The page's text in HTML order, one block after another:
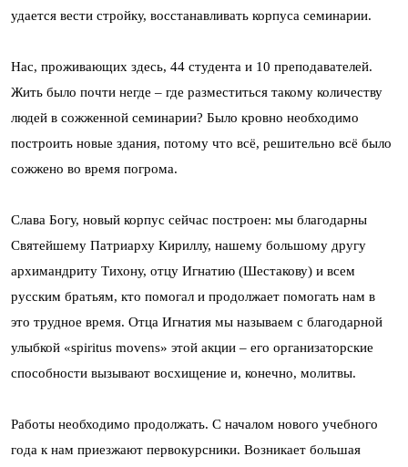
удается вести стройку, восстанавливать корпуса семинарии.
Нас, проживающих здесь, 44 студента и 10 преподавателей.
Жить было почти негде – где разместиться такому количеству
людей в сожженной семинарии? Было кровно необходимо
построить новые здания, потому что всё, решительно всё было
сожжено во время погрома.
Слава Богу, новый корпус сейчас построен: мы благодарны
Святейшему Патриарху Кириллу, нашему большому другу
архимандриту Тихону, отцу Игнатию (Шестакову) и всем
русским братьям, кто помогал и продолжает помогать нам в
это трудное время. Отца Игнатия мы называем с благодарной
улыбкой «spiritus movens» этой акции – его организаторские
способности вызывают восхищение и, конечно, молитвы.
Работы необходимо продолжать. С началом нового учебного
года к нам приезжают первокурсники. Возникает большая